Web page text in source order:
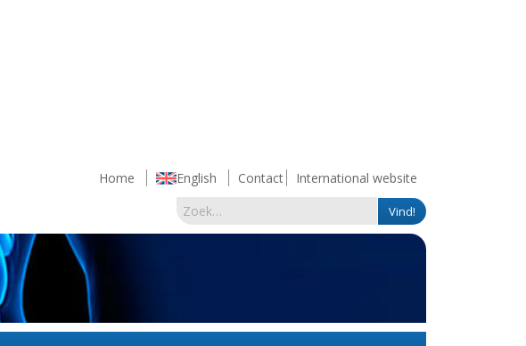
Home English Contact International website